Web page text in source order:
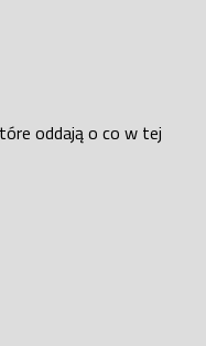
oddają o co w tej